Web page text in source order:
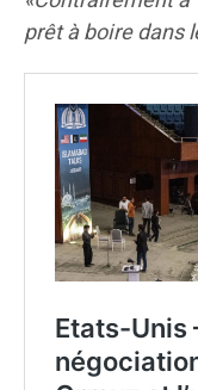
prêt à boire dans